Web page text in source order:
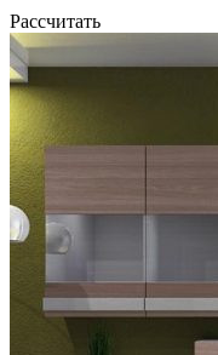
Рассчитать